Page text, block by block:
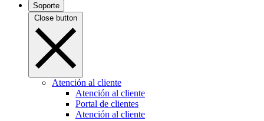
Soporte
Close button
Atención al cliente
Atención al cliente
Portal de clientes
Atención al cliente